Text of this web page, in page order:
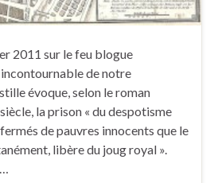
2011 sur le feu blogue
de notre
évoque, selon le roman
la prison « du despotisme
de pauvres innocents que le
libère du joug royal ».